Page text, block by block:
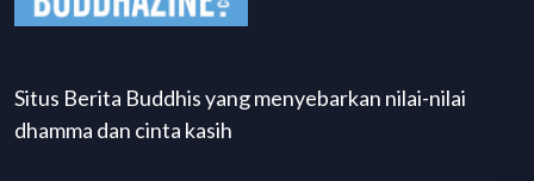
Situs Berita Buddhis yang menyebarkan nilai-nilai
dhamma dan cinta kasih